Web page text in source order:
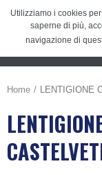
Home LENTIGIONE
Utilizziamo i cookies
saperne di più,
navigazione di